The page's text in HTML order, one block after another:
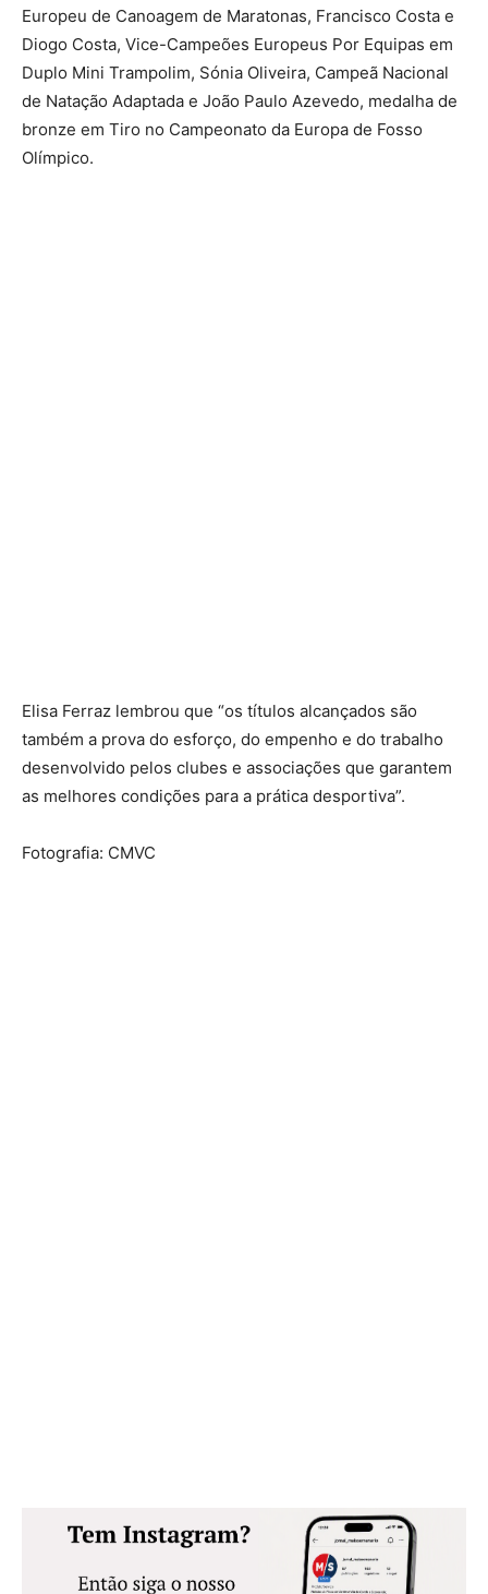
Europeu de Canoagem de Maratonas, Francisco Costa e
Diogo Costa, Vice-Campeões Europeus Por Equipas em
Duplo Mini Trampolim, Sónia Oliveira, Campeã Nacional
de Natação Adaptada e João Paulo Azevedo, medalha de
bronze em Tiro no Campeonato da Europa de Fosso
Olímpico.
Elisa Ferraz lembrou que “os títulos alcançados são
também a prova do esforço, do empenho e do trabalho
desenvolvido pelos clubes e associações que garantem
as melhores condições para a prática desportiva”.
Fotografia: CMVC